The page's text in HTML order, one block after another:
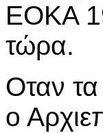
ΕΟΚΑ
τώρα.
Οταν τα
ο